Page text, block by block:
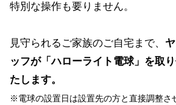
特別な操作も要りません。
見守られるご家族のご自宅まで、
ッフが「ハローライト電球」を取
たします。
※電球の設置日は設置先の方と直接調整さ